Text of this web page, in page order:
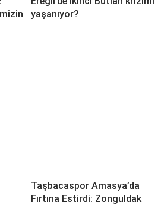
yaşanıyor?
Taşbacaspor Amasya’da
Fırtına Estirdi: Zonguldak